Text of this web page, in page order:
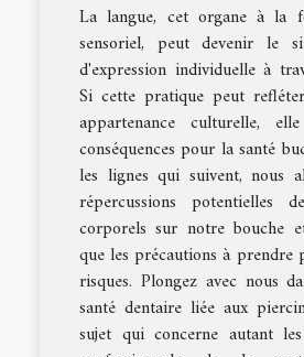
La langue, cet organe à la
sensoriel, peut devenir le
d'expression individuelle à
Si cette pratique peut
appartenance culturelle,
conséquences pour la santé
les lignes qui suivent, nous
répercussions potentielles
corporels sur notre bouche
que les précautions à prendre
risques. Plongez avec nous
santé dentaire liée aux
sujet qui concerne autant